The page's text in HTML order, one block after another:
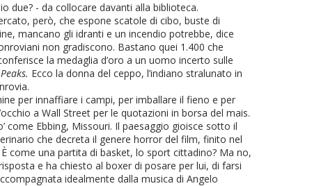
due? - da collocare davanti alla biblioteca.
però, che espone scatole di cibo, buste di
mancano gli idranti e un incendio potrebbe, dice
non gradiscono. Bastano quei 1.400 che
la medaglia d’oro a un uomo incerto sulle
Ecco la donna del ceppo, l’indiano stralunato in
per innaffiare i campi, per imballare il fieno e per
a Wall Street per le quotazioni in borsa del mais.
Ebbing, Missouri. Il paesaggio gioisce sotto il
che decreta il genere horror del film, finito nel
come una partita di basket, lo sport cittadino? Ma no,
e ha chiesto al boxer di posare per lui, di farsi
idealmente dalla musica di Angelo